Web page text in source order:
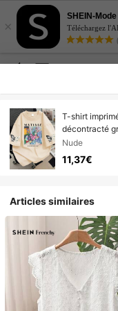
×
SHEIN-
Téléchargez
T-shirt
décontracté
vacances, la
quotidien, le
diplômes, les
Nude
11,37€
Articles similaires